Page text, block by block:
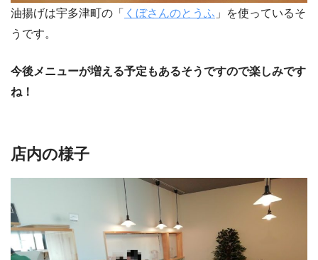
油揚げは宇多津町の「 くぼさんのとうふ 」を使っているそ
うです。
今後メニューが増える予定もあるそうですので楽しみです
ね！
店内の様子